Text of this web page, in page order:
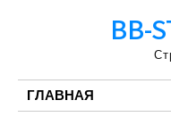
BB-
ГЛАВНАЯ